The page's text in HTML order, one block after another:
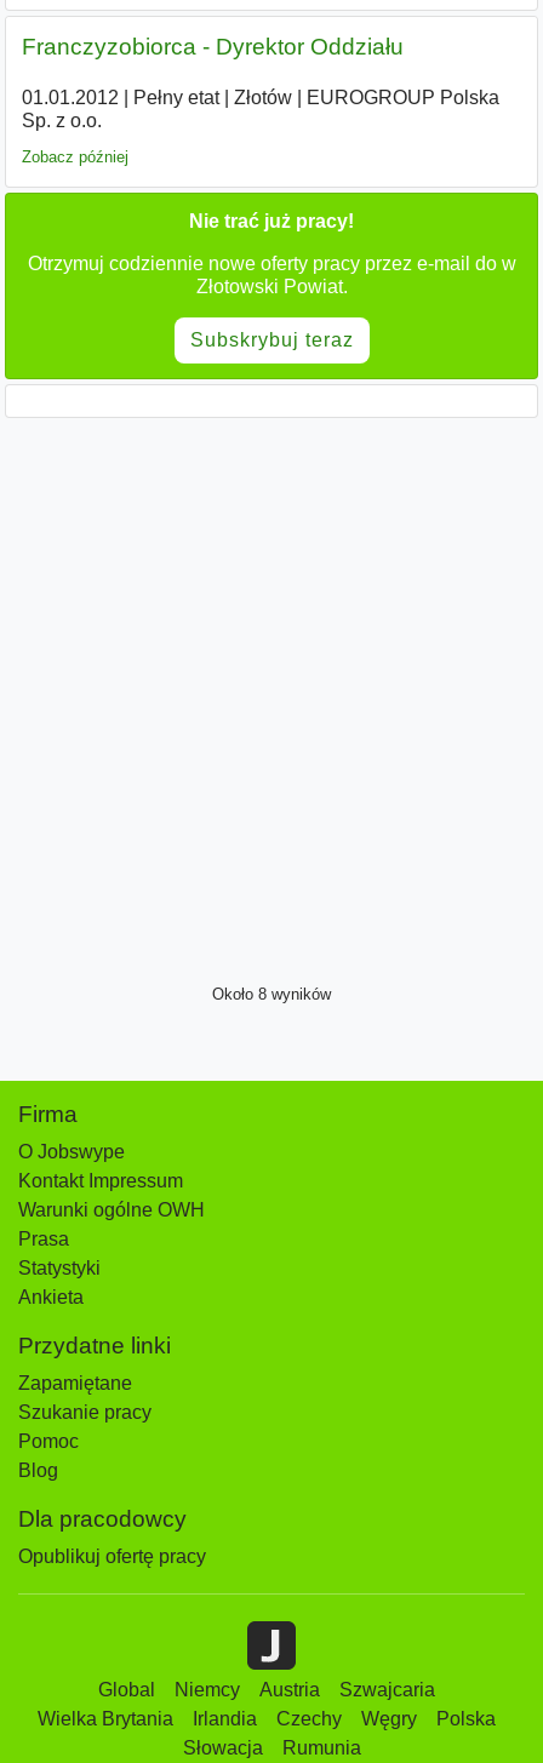
Franczyzobiorca - Dyrektor Oddziału
01.01.2012 Pełny etat| Złotów|
EUROGROUP Polska
Sp. z o.o.
Zobacz później
Nie trać już pracy!
Otrzymuj codziennie nowe oferty pracy przez e-mail do w
Złotowski Powiat.
Subskrybuj teraz
Około 8 wyników
Firma
O Jobswype
Kontakt Impressum
Warunki ogólne OWH
Prasa
Statystyki
Ankieta
Przydatne linki
Zapamiętane
Szukanie pracy
Pomoc
Blog
Dla pracodowcy
Opublikuj ofertę pracy
Global Niemcy Austria
Szwajcaria
Wielka Brytania
Irlandia Czechy Węgry
Polska
Słowacja
Rumunia